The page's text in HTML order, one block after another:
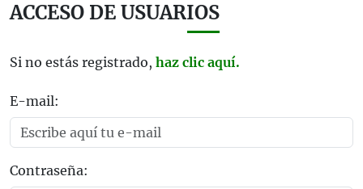
ACCESO DE USUARIOS
Si no estás registrado, haz clic aquí.
E-mail:
Contraseña: